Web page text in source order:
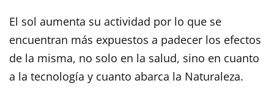
El sol aumenta su actividad por lo que se
encuentran más expuestos a padecer los efectos
de la misma, no solo en la salud, sino en cuanto
a la tecnología y cuanto abarca la Naturaleza.